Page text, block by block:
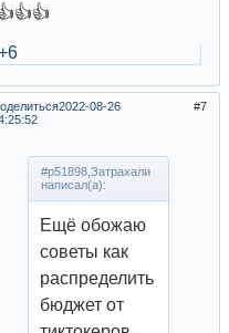
7
2022-08-26
#p51898,Затрахали
написал(а):
Ещё обожаю
советы как
распределить
бюджет от